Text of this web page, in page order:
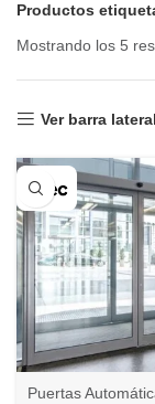
Productos
Mostrando los 5
Ver barra lateral
Puertas